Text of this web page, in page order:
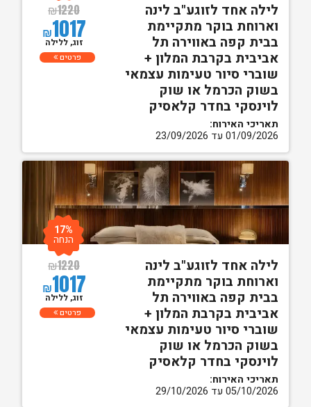
לילה אחד לזוגע"ב לינה
וארוחת בוקר מתקיימת
בבית קפה באווירה תל
אביבית בקרבת המלון +
שוברי סיור טעימות עצמאי
בשוק הכרמל או שוק
לוינסקי בחדר קלאסיק
תאריכי האירוח:
01/09/2026 עד 23/09/2026
₪1220
₪1017
זוג, ללילה
פרטים
לילה אחד לזוגע"ב לינה
וארוחת בוקר מתקיימת
בבית קפה באווירה תל
אביבית בקרבת המלון +
שוברי סיור טעימות עצמאי
בשוק הכרמל או שוק
לוינסקי בחדר קלאסיק
תאריכי האירוח:
05/10/2026 עד 29/10/2026
₪1220
₪1017
17%
הנחה
זוג, ללילה
פרטים